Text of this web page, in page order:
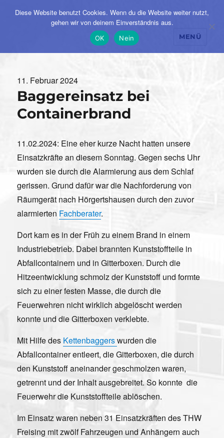
MENÜ
Veröffentlicht
am
11. Februar 2024
Baggereinsatz bei
Containerbrand
11.02.2024: Eine eher kurze Nacht hatten unsere
Einsatzkräfte an diesem Sonntag. Gegen sechs Uhr
wurden sie durch die Alarmierung aus dem Schlaf
gerissen. Grund dafür war die Nachforderung von
Räumgerät nach Hörgertshausen durch den zuvor
alarmierten Fachberater.
Dort kam es in der Früh zu einem Brand in einem
Industriebetrieb. Dabei brannten Kunststoffteile in
Abfallcontainern und in Gitterboxen. Durch die
Hitzeentwicklung schmolz der Kunststoff und formte
sich zu einer festen Masse, die durch die
Feuerwehren nicht wirklich abgelöscht werden
konnte und die Gitterboxen verklebte.
Mit Hilfe des Kettenbaggerswurden die
Abfallcontainer entleert, die Gitterboxen, die durch
den Kunststoff aneinander geschmolzen waren,
getrennt und der Inhalt ausgebreitet. So konnte die
Feuerwehr die Kunststoffteile ablöschen.
Im Einsatz waren neben 31 Einsatzkräften des THW
Freising mit zwölf Fahrzeugen und Anhängern auch
Diese Website benutzt Cookies. Wenn du die Website weiter nutzt,
gehen wir von deinem Einverständnis aus.
OK Nein